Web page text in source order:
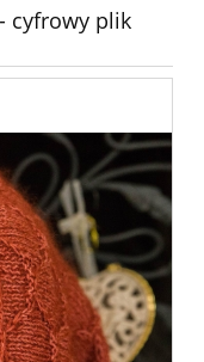
cyfrowy plik